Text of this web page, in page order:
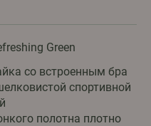
Green
со встроенным бра
спортивной
полотна плотно